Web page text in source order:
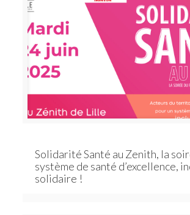
Solidarité Santé au Zenith, la
système de santé d’excellence,
solidaire !